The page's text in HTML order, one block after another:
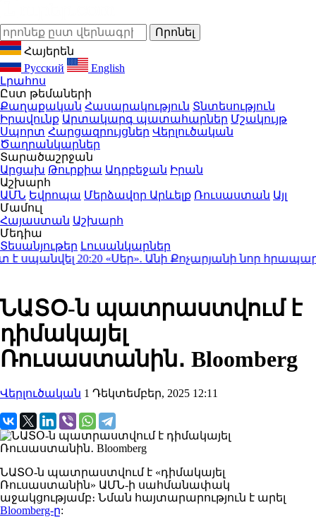
Հայերեն
Русский
English
Լրահոս
Ըստ թեմաների
Քաղաքական Հասարակություն Տնտեսություն
Իրավունք Արտակարգ պատահարներ Մշակույթ
Սպորտ Հարցազրույցներ Վերլուծական
Ծաղրանկարներ
Տարածաշրջան
Արցախ Թուրքիա Ադրբեջան Իրան
Աշխարհ
ԱՄՆ Եվրոպա Մերձավոր Արևելք Ռուսաստան Այլ
Մամուլ
Հայաստան Աշխարհ
Մեդիա
Տեսանյութեր Լուսանկարներ
20:20«Սեր». Անի Քոչարյանի նոր
ՆԱՏՕ-ն պատրաստվում է
դիմակայել
Ռուսաստանին․ Bloomberg
Վերլուծական 1 Դեկտեմբեր, 2025 12:11
ՆԱՏՕ-ն պատրաստվում է «դիմակայել
Ռուսաստանին» ԱՄՆ-ի սահմանափակ
աջակցությամբ։ Նման հայտարարություն է արել
Bloomberg-ը: